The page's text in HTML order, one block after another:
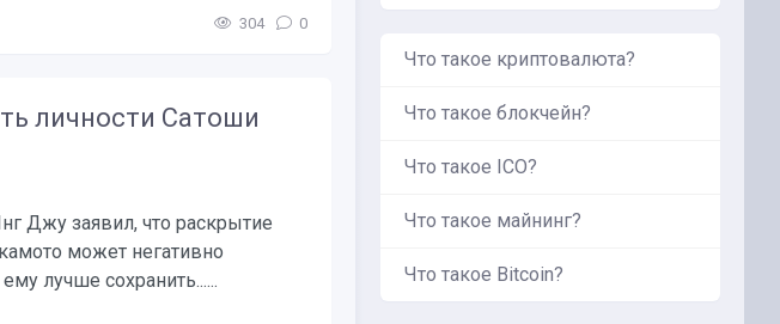
304 0
личности Сатоши
Джу заявил, что раскрытие
может негативно
лучше сохранить......
Что такое криптовалюта?
Что такое блокчейн?
Что такое ICO?
Что такое майнинг?
Что такое Bitcoin?